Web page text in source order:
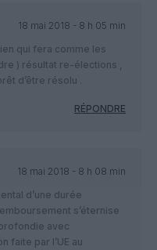
18 mai 2018 - 8 h 05 min
qui fera comme les
) résultat re-élections ,
d’être résolu .
RÉPONDRE
18 mai 2018 - 8 h 08 min
d’une durée
s’éternise
avec
faite par l’UE au